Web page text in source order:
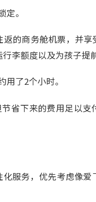
。
的商务舱机票，并
李额度以及为孩子提
了2个小时。
省下来的费用足以
服务，优先考虑像